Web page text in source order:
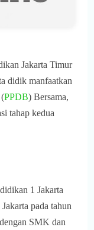
Jakarta Timur
didik manfaatkan
(PPDB) Bersama,
tahap kedua
1 Jakarta
pada tahun
SMK dan